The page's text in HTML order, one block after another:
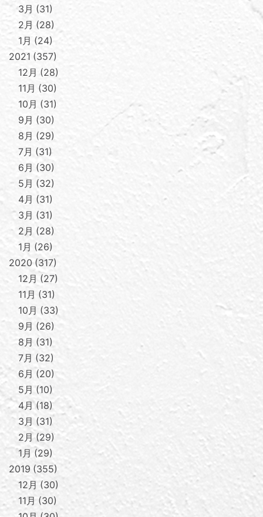
3月
31
2月
28
1月
24
2021 357
12月
28
11月
30
10月
31
9月
30
8月
29
7月
31
6月
30
5月
32
4月
31
3月
31
2月
28
1月
26
2020 317
12月
27
11月
31
10月
33
9月
26
8月
31
7月
32
6月
20
5月
10
4月 18
3月
31
2月 29
1月
29
2019 355
12月
30
11月
30